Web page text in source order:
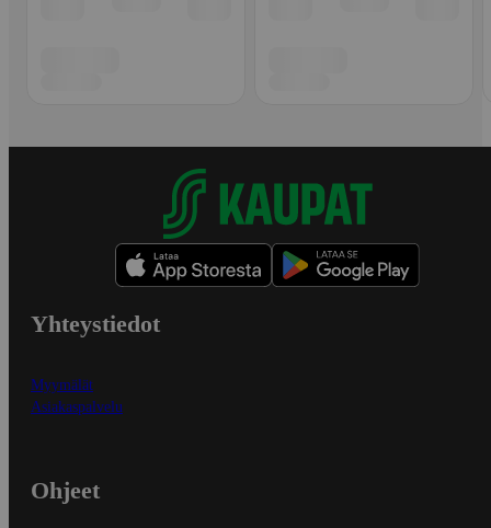
Yhteystiedot
Myymälät
Asiakaspalvelu
Ohjeet